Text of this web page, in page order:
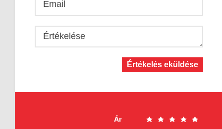
Email
Értékelése
Értékelés eküldése
Ár